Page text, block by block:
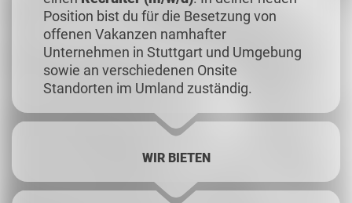
Position bist du für die Besetzung von
offenen Vakanzen namhafter
Unternehmen in Stuttgart und Umgebung
sowie an verschiedenen Onsite
Standorten im Umland zuständig.
WIR BIETEN